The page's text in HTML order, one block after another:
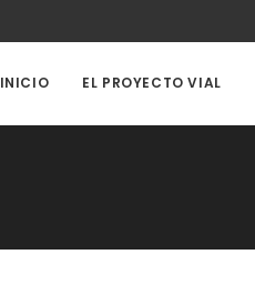
INICIO EL PROYECTO VIAL